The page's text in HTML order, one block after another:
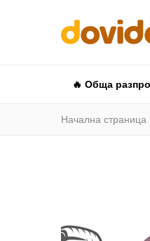
🔥 Обща
Начална страница